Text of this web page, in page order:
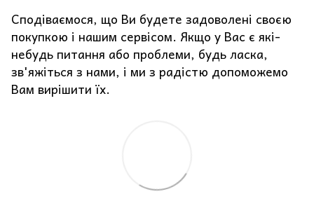
Сподіваємося, що Ви будете задоволені своєю
покупкою і нашим сервісом. Якщо у Вас є які-
небудь питання або проблеми, будь ласка,
зв'яжіться з нами, і ми з радістю допоможемо
Вам вирішити їх.